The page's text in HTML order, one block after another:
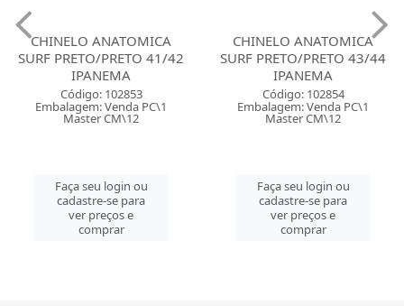
CHINELO ANATOMICA
SURF PRETO/PRETO 41/42
IPANEMA
Código: 102853
Embalagem: Venda PC\1
Master CM\12
Faça seu login ou
cadastre-se para
ver preços e
comprar
CHINELO ANATOMICA
SURF PRETO/PRETO 43/44
IPANEMA
Código: 102854
Embalagem: Venda PC\1
Master CM\12
Faça seu login ou
cadastre-se para
ver preços e
comprar